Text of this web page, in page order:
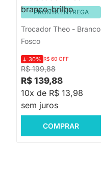
PRONTA ENTREGA
Trocador Theo - Branco
Fosco
R$ 199,88
-30% R$ 60 OFF
R$ 139,88
10x de R$ 13,98
sem juros
COMPRAR